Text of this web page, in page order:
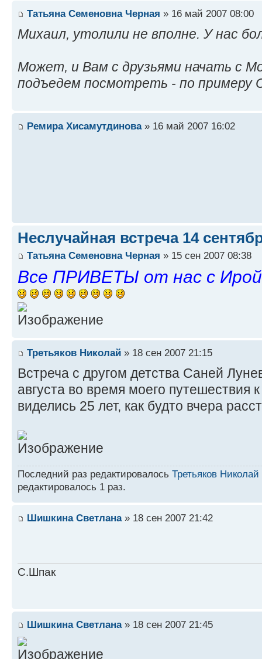
Татьяна Семеновна Черная » 16 май 2007 08:00
Михаил, утолили не вполне. У нас
Может, и Вам с друзьями начать с
подъедем посмотреть - по примеру
Ремира Хисамутдинова» 16 май 2007 16:02
Неслучайная встреча 14
Татьяна Семеновна Черная » 15 сен 2007 08:38
Все ПРИВЕТЫ от нас с
Третьяков Николай » 18 сен 2007 21:15
Встреча с другом детства Саней
августа во время моего
виделись 25 лет, как будто вчера
Последний раз редактировалось Третьяков Николай
редактировалось 1 раз.
Шишкина Светлана» 18 сен 2007 21:42
С.Шпак
Шишкина Светлана» 18 сен 2007 21:45